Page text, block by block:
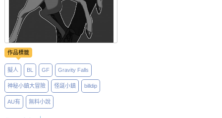
作品標籤
擬人 BL GF Gravity Falls
神秘小鎮大冒險 怪誕小鎮 billdip
AU有 無料小說